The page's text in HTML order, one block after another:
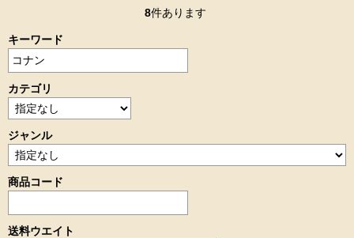
8件あります
キーワード
カテゴリ
ジャンル
商品コード
送料ウエイト